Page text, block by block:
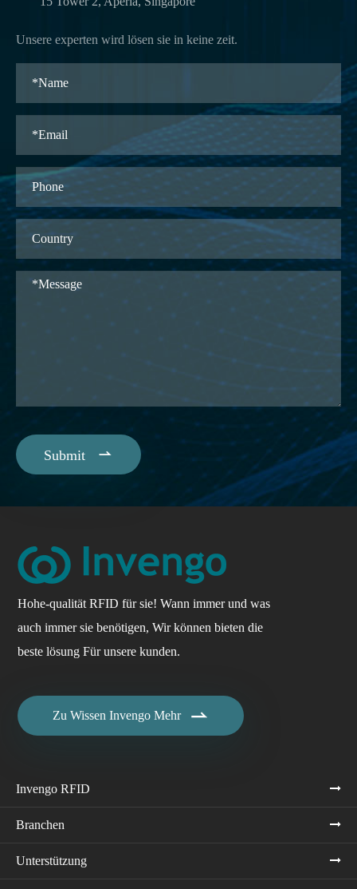
Unsere experten wird lösen sie in keine zeit.
Submit 
Hohe-qualität RFID für sie! Wann immer und was
auch immer sie benötigen, Wir können bieten die
beste lösung Für unsere kunden.
Zu Wissen Invengo Mehr 
Invengo RFID
Branchen
Unterstützung